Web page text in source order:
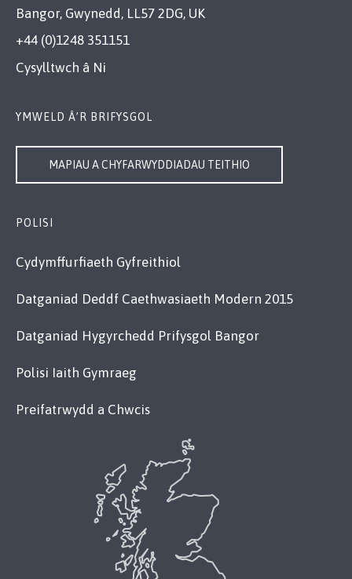
Bangor, Gwynedd, LL57 2DG, UK
+44 (0)1248 351151
Cysylltwch â Ni
YMWELD Â’R BRIFYSGOL
MAPIAU A CHYFARWYDDIADAU TEITHIO
POLISI
Cydymffurfiaeth Gyfreithiol
Datganiad Deddf Caethwasiaeth Modern 2015
Datganiad Hygyrchedd Prifysgol Bangor
Polisi Iaith Gymraeg
Preifatrwydd a Chwcis